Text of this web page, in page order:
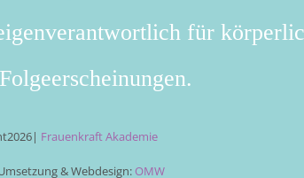
für
2026| Frauenkraft Akademie
& Webdesign: OMW